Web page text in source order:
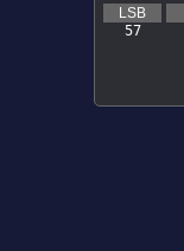
LSB
57